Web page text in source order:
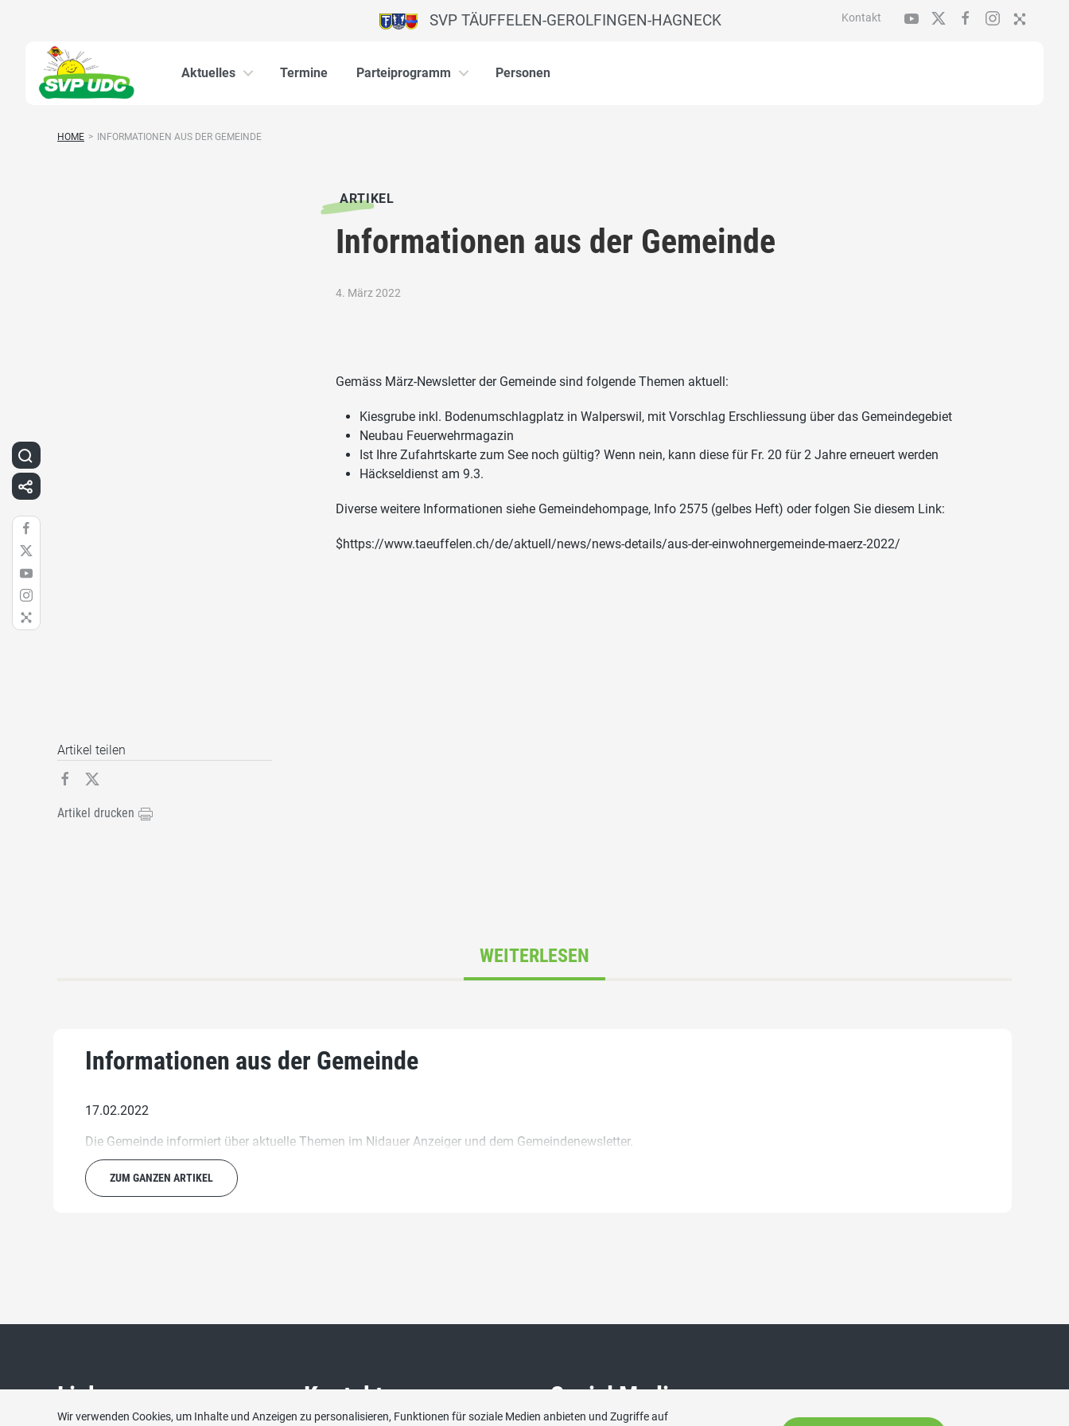
Kontakt
SVP TÄUFFELEN-GEROLFINGEN-HAGNECK
Aktuelles Termine Parteiprogramm Personen
HOME > INFORMATIONEN AUS DER GEMEINDE
ARTIKEL
Informationen aus der Gemeinde
4. März 2022
Gemäss März-Newsletter der Gemeinde sind folgende Themen aktuell:
Kiesgrube inkl. Bodenumschlagplatz in Walperswil, mit Vorschlag Erschliessung über das Gemeindegebiet
Neubau Feuerwehrmagazin
Ist Ihre Zufahrtskarte zum See noch gültig? Wenn nein, kann diese für Fr. 20 für 2 Jahre erneuert werden
Häckseldienst am 9.3.
Diverse weitere Informationen siehe Gemeindehompage, Info 2575 (gelbes Heft) oder folgen Sie diesem Link:
$https://www.taeuffelen.ch/de/aktuell/news/news-details/aus-der-einwohnergemeinde-maerz-2022/
Artikel teilen
Artikel drucken
WEITERLESEN
Informationen aus der Gemeinde
17.02.2022
Die Gemeinde informiert über aktuelle Themen im Nidauer Anzeiger und dem Gemeindenewsletter.
ZUM GANZEN ARTIKEL
Links Kontakt Social Media
Wir verwenden Cookies, um Inhalte und Anzeigen zu personalisieren, Funktionen für soziale Medien anbieten und Zugriffe auf